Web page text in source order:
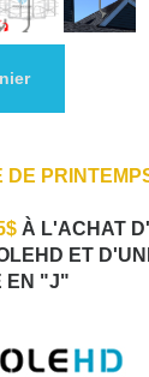
DE
À L'ACHAT
ET
EN "J"